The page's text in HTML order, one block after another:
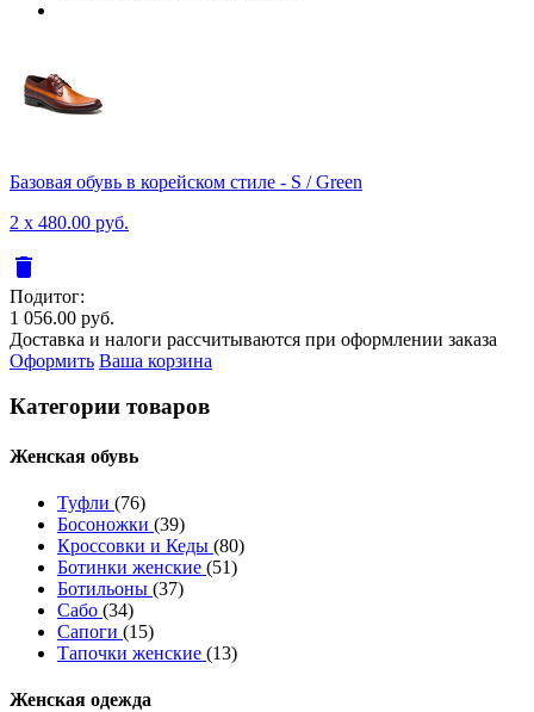
Базовая обувь в корейском стиле - S / Green
2 x 480.00 руб.
delete
Подитог:
1 056.00 руб.
Доставка и налоги рассчитываются при оформлении заказа
Оформить Ваша корзина
Категории товаров
Женcкая обувь
Туфли (76)
Босоножки (39)
Кроссовки и Кеды (80)
Ботинки женские (51)
Ботильоны (37)
Сабо (34)
Сапоги (15)
Тапочки женские (13)
Женская одежда